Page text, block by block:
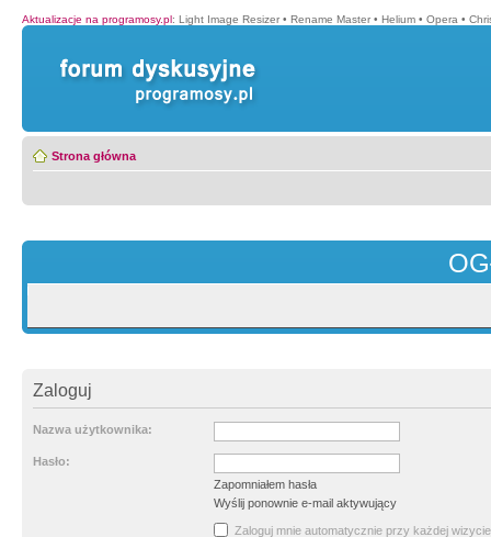
Aktualizacje na programosy.pl: Light Image Resizer • Rename Master • Helium • Opera •
Strona główna
Zaloguj
Nazwa użytkownika:
Hasło:
Zapomniałem hasła
Wyślij ponownie e-mail aktywujący
Zaloguj mnie automatycznie przy każdej wizycie